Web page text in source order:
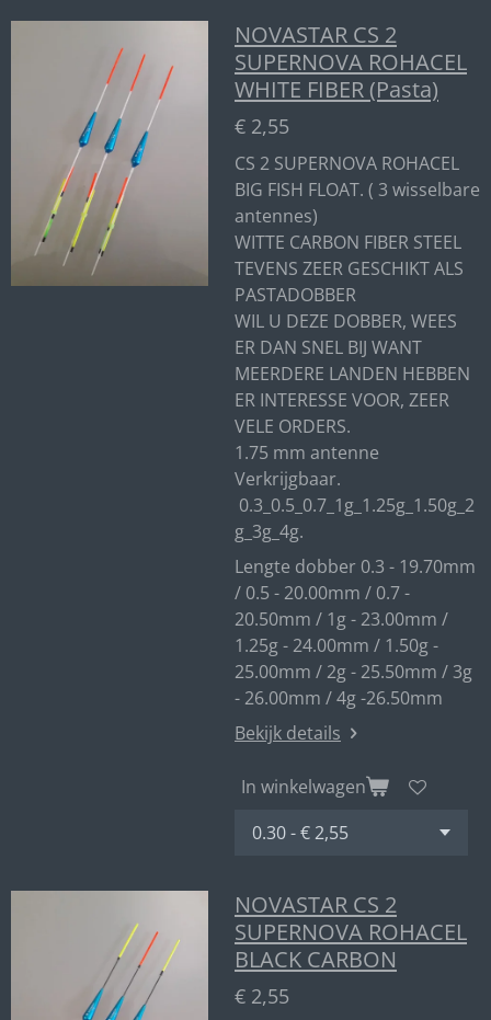
NOVASTAR CS 2
SUPERNOVA ROHACEL
WHITE FIBER (Pasta)
€ 2,55
CS 2 SUPERNOVA ROHACEL
BIG FISH FLOAT. ( 3 wisselbare
antennes)
WITTE CARBON FIBER STEEL
TEVENS ZEER GESCHIKT ALS
PASTADOBBER
WIL U DEZE DOBBER, WEES
ER DAN SNEL BIJ WANT
MEERDERE LANDEN HEBBEN
ER INTERESSE VOOR, ZEER
VELE ORDERS.
1.75 mm antenne
Verkrijgbaar.
0.3_0.5_0.7_1g_1.25g_1.50g_2
g_3g_4g.
Lengte dobber 0.3 - 19.70mm
/ 0.5 - 20.00mm / 0.7 -
20.50mm / 1g - 23.00mm /
1.25g - 24.00mm / 1.50g -
25.00mm / 2g - 25.50mm / 3g
- 26.00mm / 4g -26.50mm
Bekijk details
In winkelwagen
NOVASTAR CS 2
SUPERNOVA ROHACEL
BLACK CARBON
€ 2,55